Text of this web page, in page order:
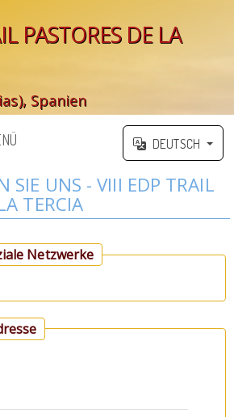
PASTORES DE LA
Spanien
DEUTSCH
SIE UNS - VIII EDP TRAIL
TERCIA
Netzwerke